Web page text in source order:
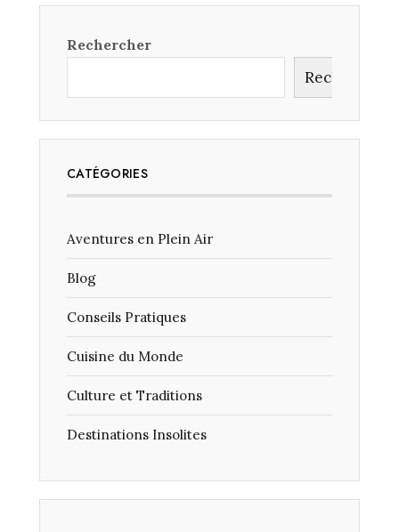
Rechercher
Rechercher
CATÉGORIES
Aventures en Plein Air
Blog
Conseils Pratiques
Cuisine du Monde
Culture et Traditions
Destinations Insolites